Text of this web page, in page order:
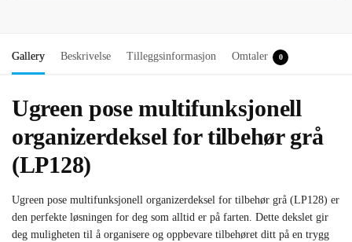
Gallery Beskrivelse Tilleggsinformasjon Omtaler 0
Ugreen pose multifunksjonell
organizerdeksel for tilbehør grå
(LP128)
Ugreen pose multifunksjonell organizerdeksel for tilbehør grå (LP128) er
den perfekte løsningen for deg som alltid er på farten. Dette dekslet gir
deg muligheten til å organisere og oppbevare tilbehøret ditt på en trygg